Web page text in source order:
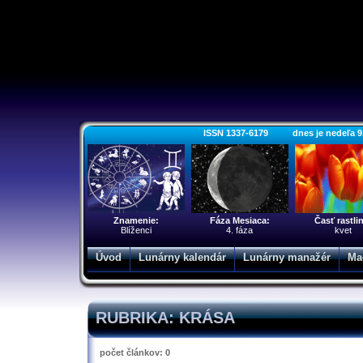
ISSN 1337-6179 dnes je nedeľa 9.
Znamenie:
Blíženci
Fáza Mesiaca:
4. fáza
Časť
kvet
Úvod Lunárny kalendár Lunárny manažér
RUBRIKA: KRÁSA
počet článkov: 0